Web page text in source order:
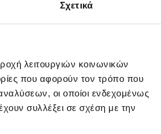
Σχετικά
λειτουργιών κοινωνικών
που αφορούν τον τρόπο που
οι οποίοι ενδεχομένως
συλλέξει σε σχέση με την
Μπορείτε να λαμβάνετε νέα,
σπουδαία πράγματα αν
εγγραφείτε στο kokuletter μας :)